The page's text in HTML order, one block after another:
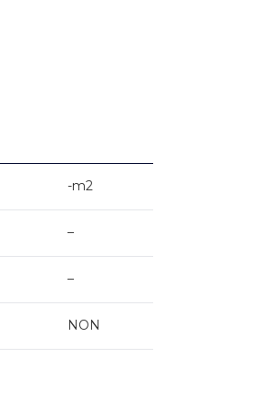
-m2
–
–
NON